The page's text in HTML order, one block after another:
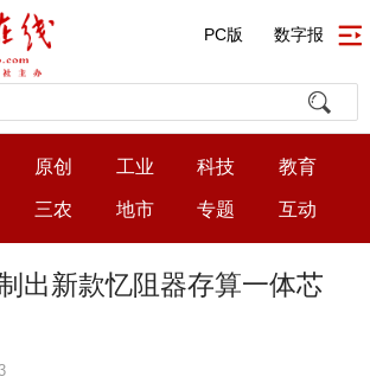
PC版 数字报
原创 工业 科技 教育
三农 地市 专题 互动
出新款忆阻器存算一体芯